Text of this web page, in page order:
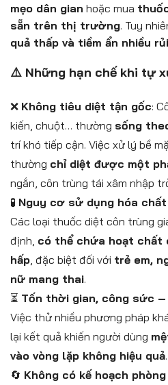
mẹo dân gian hoặc mua
sẵn trên thị trường. Tuy
quả thấp và tiềm ẩn nhiều
⚠️ Những hạn chế khi tự
❌ Không tiêu diệt tận gốc:
kiến, chuột… thường sống
trí khó tiếp cận. Việc xử lý bề
thường chỉ diệt được một
ngắn, côn trùng tái xâm nhập
🧪 Nguy cơ sử dụng hóa
Các loại thuốc diệt côn trùng
định, có thể chứa hoạt chất
hấp , đặc biệt đối với trẻ em,
nữ mang thai.
⏳ Tốn thời gian, công sức –
Việc thử nhiều phương pháp
lại kết quả khiến người dùng
vào vòng lặp không hiệu quả.
🔄 Không có kế hoạch